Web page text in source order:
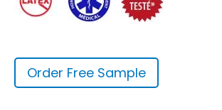
Order Free Sample